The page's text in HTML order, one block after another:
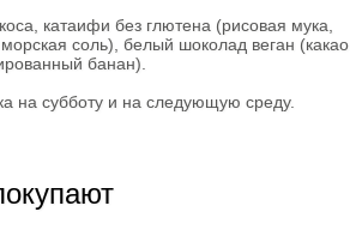
катаифи без глютена (рисовая мука,
соль), белый шоколад веган (какао
банан).
на субботу и на следующую среду.